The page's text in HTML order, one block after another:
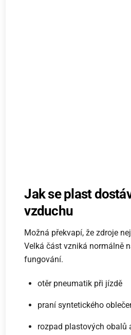
Jak se plast
vzduchu
Možná překvapí, že zdroje
Velká část vzniká normálně
fungování.
otěr pneumatik při jízdě
praní syntetického
rozpad plastových obalů